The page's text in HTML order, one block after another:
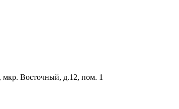
мкр. Восточный, д.12, пом. 1